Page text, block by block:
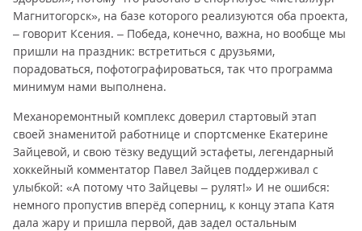
Магнитогорск», на базе которого реализуются оба проекта,
– говорит Ксения. – Победа, конечно, важна, но вообще мы
пришли на праздник: встретиться с друзьями,
порадоваться, пофотографироваться, так что программа
минимум нами выполнена.
Механоремонтный комплекс доверил стартовый этап
своей знаменитой работнице и спортсменке Екатерине
Зайцевой, и свою тёзку ведущий эстафеты, легендарный
хоккейный комментатор Павел Зайцев поддерживал с
улыбкой: «А потому что Зайцевы – рулят!» И не ошибся:
немного пропустив вперёд соперниц, к концу этапа Катя
дала жару и пришла первой, дав задел остальным